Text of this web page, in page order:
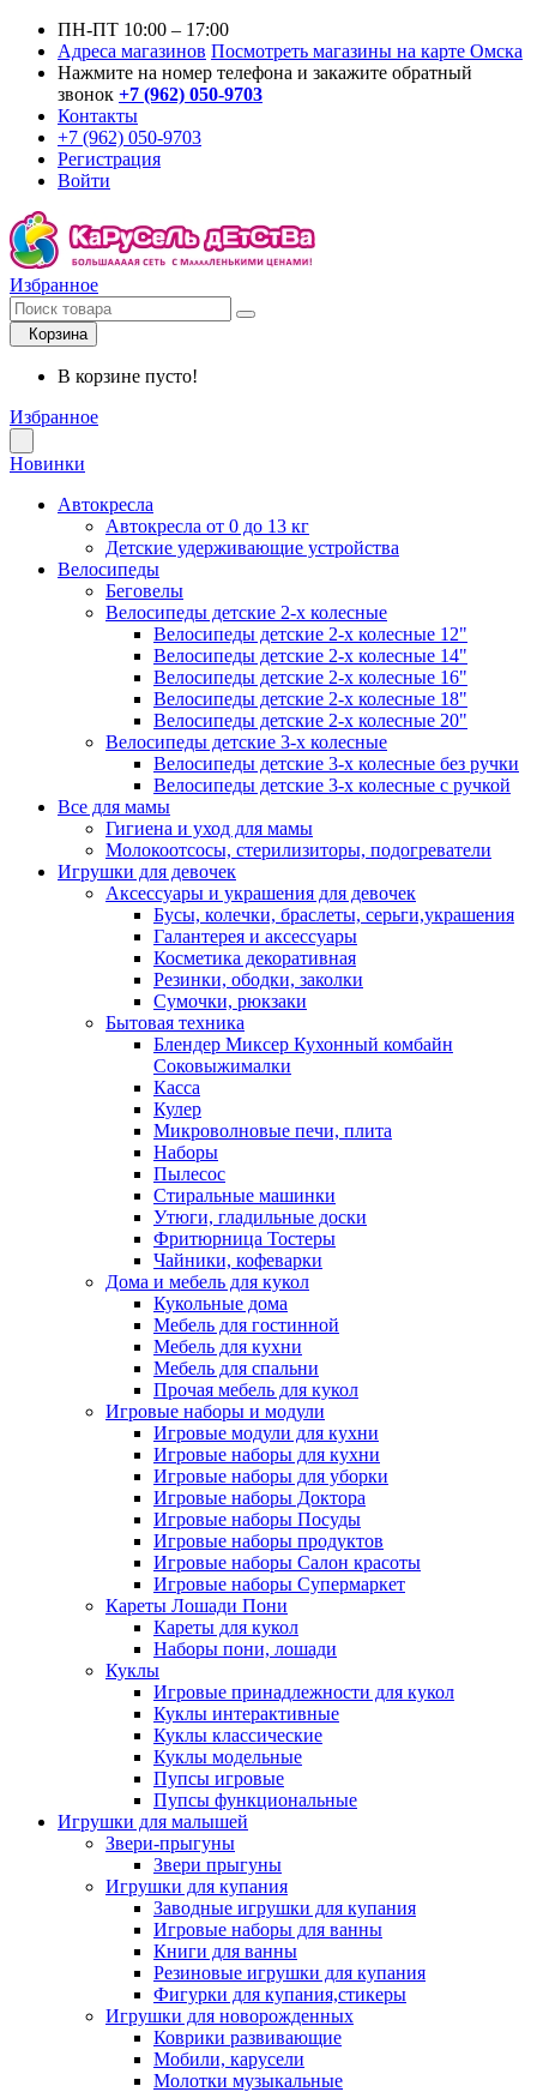
ПН-ПТ 10:00 – 17:00
Адреса магазинов Посмотреть магазины на карте Омска
Нажмите на номер телефона и закажите обратный
звонок +7 (962) 050-9703
Контакты
+7 (962) 050-9703
Регистрация
Войти
Избранное
Корзина
В корзине пусто!
Избранное
Новинки
Автокресла
Автокресла от 0 до 13 кг
Детские удерживающие устройства
Велосипеды
Беговелы
Велосипеды детские 2-х колесные
Велосипеды детские 2-х колесные 12"
Велосипеды детские 2-х колесные 14"
Велосипеды детские 2-х колесные 16"
Велосипеды детские 2-х колесные 18"
Велосипеды детские 2-х колесные 20"
Велосипеды детские 3-х колесные
Велосипеды детские 3-х колесные без ручки
Велосипеды детские 3-х колесные с ручкой
Все для мамы
Гигиена и уход для мамы
Молокоотсосы, стерилизиторы, подогреватели
Игрушки для девочек
Аксессуары и украшения для девочек
Бусы, колечки, браслеты, серьги,украшения
Галантерея и аксессуары
Косметика декоративная
Резинки, ободки, заколки
Сумочки, рюкзаки
Бытовая техника
Блендер Миксер Кухонный комбайн
Соковыжималки
Касса
Кулер
Микроволновые печи, плита
Наборы
Пылесос
Стиральные машинки
Утюги, гладильные доски
Фритюрница Тостеры
Чайники, кофеварки
Дома и мебель для кукол
Кукольные дома
Мебель для гостинной
Мебель для кухни
Мебель для спальни
Прочая мебель для кукол
Игровые наборы и модули
Игровые модули для кухни
Игровые наборы для кухни
Игровые наборы для уборки
Игровые наборы Доктора
Игровые наборы Посуды
Игровые наборы продуктов
Игровые наборы Салон красоты
Игровые наборы Супермаркет
Кареты Лошади Пони
Кареты для кукол
Наборы пони, лошади
Куклы
Игровые принадлежности для кукол
Куклы интерактивные
Куклы классические
Куклы модельные
Пупсы игровые
Пупсы функциональные
Игрушки для малышей
Звери-прыгуны
Звери прыгуны
Игрушки для купания
Заводные игрушки для купания
Игровые наборы для ванны
Книги для ванны
Резиновые игрушки для купания
Фигурки для купания,стикеры
Игрушки для новорожденных
Коврики развивающие
Мобили, карусели
Молотки музыкальные